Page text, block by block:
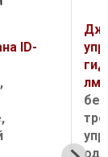
ID-
лм